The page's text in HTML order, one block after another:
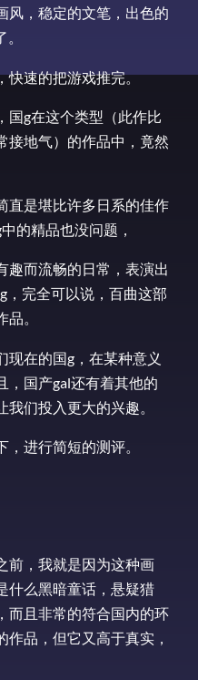
风，稳定的文笔，出色的
快速的把游戏推完。
国g在这个类型（此作比
接地气）的作品中，竟然
直是堪比许多日系的佳作
的精品也没问题，
趣而流畅的日常，表演出
，完全可以说，百曲这部
。
现在的国g，在某种意义
，国产gal还有着其他的
们投入更大的兴趣。
进行简短的测评。
前，我就是因为这种画
什么黑暗童话，悬疑猎
而且非常的符合国内的环
品，但它又高于真实，